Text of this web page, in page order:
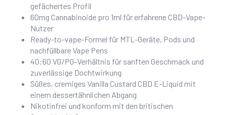
gefächertes Profil
60mg Cannabinoide pro 1ml für erfahrene CBD-Vape-
Nutzer
Ready-to-vape-Formel für MTL-Geräte, Pods und
nachfüllbare Vape Pens
40:60 VG/PG-Verhältnis für sanften Geschmack und
zuverlässige Dochtwirkung
Süßes, cremiges Vanilla Custard CBD E-Liquid mit
einem dessertähnlichen Abgang
Nikotinfrei und konform mit den britischen